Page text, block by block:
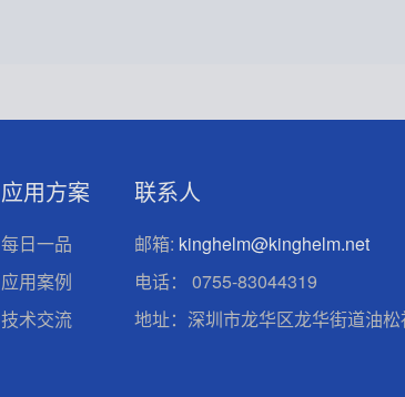
应用方案
每日一品
应用案例
技术交流
联系人
邮箱: kinghelm@kinghelm.net
电话：
0755-83044319
地址：深圳市龙华区龙华街道油